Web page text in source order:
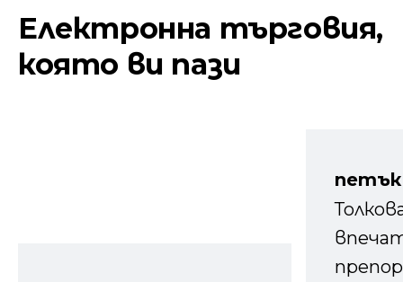
Електронна търговия,
която ви пази